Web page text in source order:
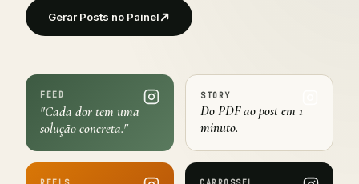
Gerar Posts no Painel
FEED
"Cada dor tem uma
solução concreta."
STORY
Do PDF ao post em 1
minuto.